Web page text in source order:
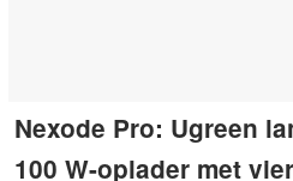
Nexode Pro: Ugreen
100 W-oplader met